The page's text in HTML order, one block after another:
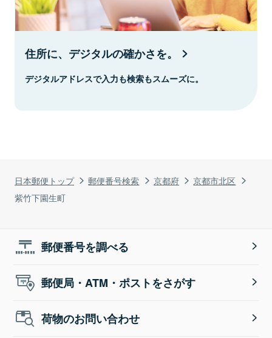
日本郵便トップ 郵便番号検索 京都府
京都市北区
紫竹下園生町
住所に、デジタルの確かさを。
デジタルアドレスで入力も検索もスムーズに。
郵便番号を調べる
郵便局・ATM・ポストをさがす
荷物のお問い合わせ